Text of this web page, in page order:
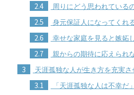
2.4 周りにどう思われている
2.5 身元保証人になってくれ
2.6 幸せな家庭を見ると嫉妬
2.7 親からの期待に応えられ
3 天涯孤独な人が生き方を充実さ
3.1 「天涯孤独な人は不幸だ